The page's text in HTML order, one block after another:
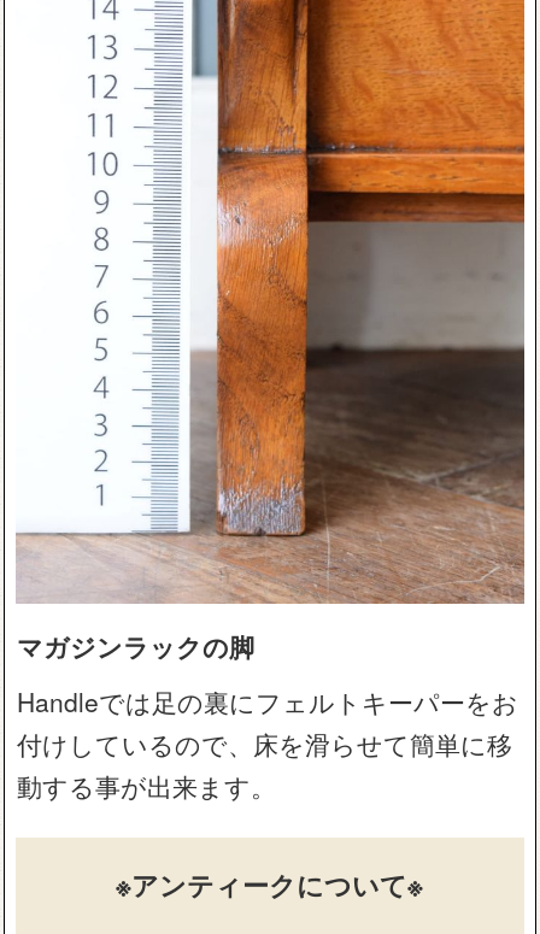
マガジンラックの脚
Handleでは足の裏にフェルトキーパーをお
付けしているので、床を滑らせて簡単に移
動する事が出来ます。
※アンティークについて※